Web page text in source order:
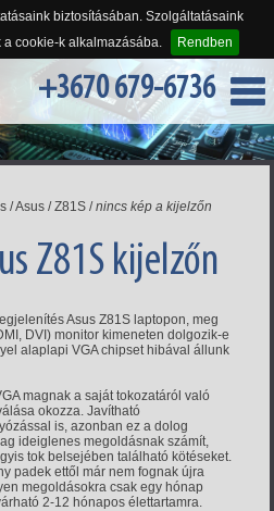
biztosításában. Szolgáltatásaink
cookie-k alkalmazásába.
Rendben
+3670 679-6736
/Asus /Z81S /nincs kép a kijelzőn
Z81S kijelzőn
Asus Z81S laptopon, meg
DVI) monitor kimeneten dolgozik-e
alaplapi VGA chipset hibával állunk
magnak a saját tokozatáról való
okozza. Javítható
is, azonban ez a dolog
ideiglenes megoldásnak számít,
tok belsejében található kötéseket.
padek ettől már nem fognak újra
megoldásokra csak egy hónap
2-12 hónapos élettartamra.